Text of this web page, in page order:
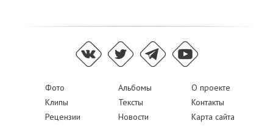
Фото Альбомы
О проекте
Клипы
Тексты
Контакты
Рецензии
Новости Карта сайта